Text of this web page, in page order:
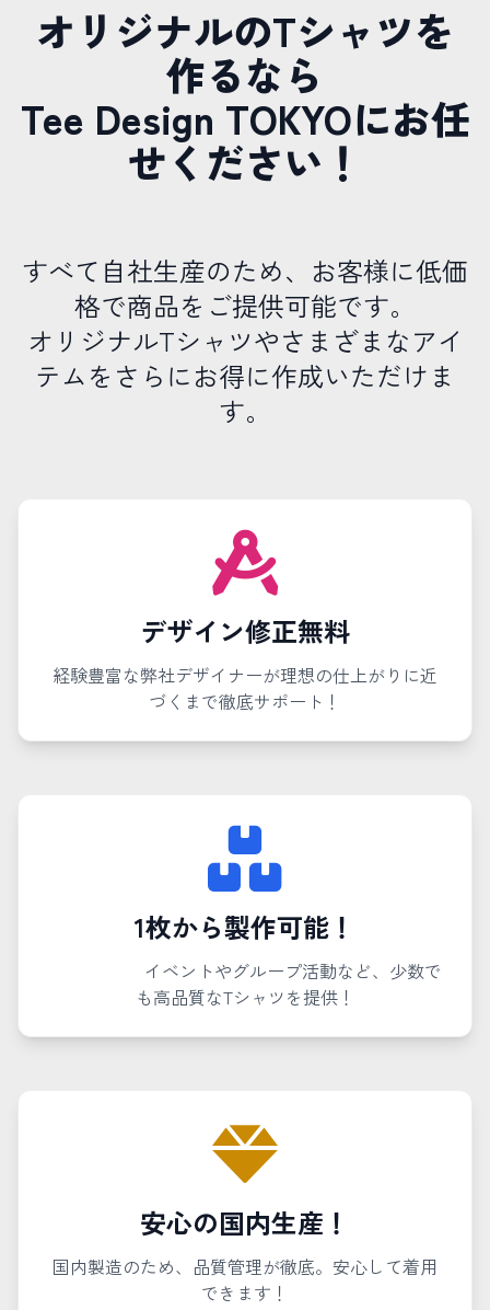
オリジナルのTシャツを
作るなら
Tee Design TOKYOにお任
せください！
すべて自社生産のため、お客様に低価
格で商品をご提供可能です。
オリジナルTシャツやさまざまなアイ
テムをさらにお得に作成いただけま
す。
デザイン修正無料
経験豊富な弊社デザイナーが理想の仕上がりに近
づくまで徹底サポート！
1枚から製作可能！
イベントやグループ活動など、少数で
も高品質なTシャツを提供！
安心の国内生産！
国内製造のため、品質管理が徹底。安心して着用
できます！